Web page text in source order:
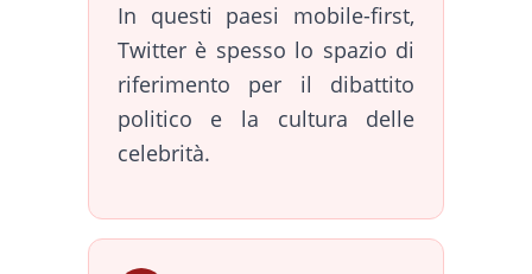
In questi paesi mobile-first,
Twitter è spesso lo spazio di
riferimento per il dibattito
politico e la cultura delle
celebrità.